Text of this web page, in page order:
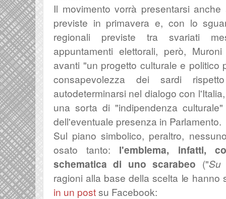
Il movimento vorrà presentarsi
previste in primavera e, con lo
regionali previste tra svariati
appuntamenti elettorali, però,
avanti "un progetto culturale e politico
consapevolezza dei sardi
autodeterminarsi nel dialogo con
una sorta di "indipendenza
dell'eventuale presenza in Parlamento.
Sul piano simbolico, peraltro,
osato tanto: l'emblema, infatti,
schematica di uno scarabeo ("Su
ragioni alla base della scelta le hanno
in un postsu Facebook: